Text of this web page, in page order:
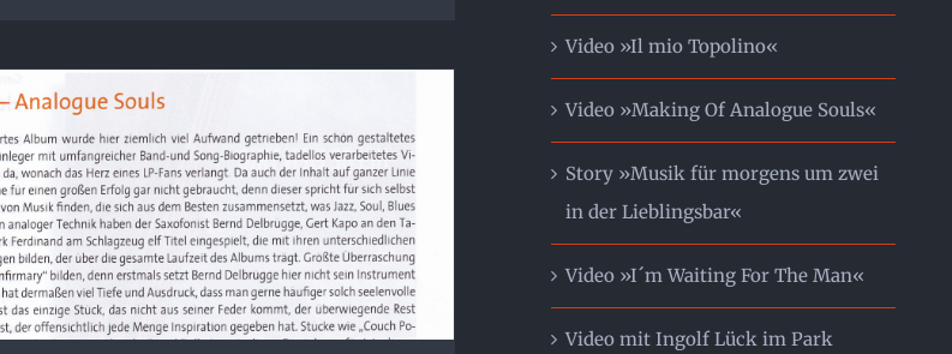
Video »Il mio Topolino«
Video »Making Of Analogue Souls«
Story »Musik für morgens um zwei
in der Lieblingsbar«
Video »I´m Waiting For The Man«
Video mit Ingolf Lück im Park